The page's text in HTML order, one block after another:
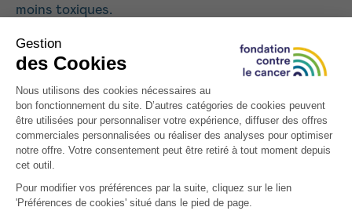
moins toxiques.